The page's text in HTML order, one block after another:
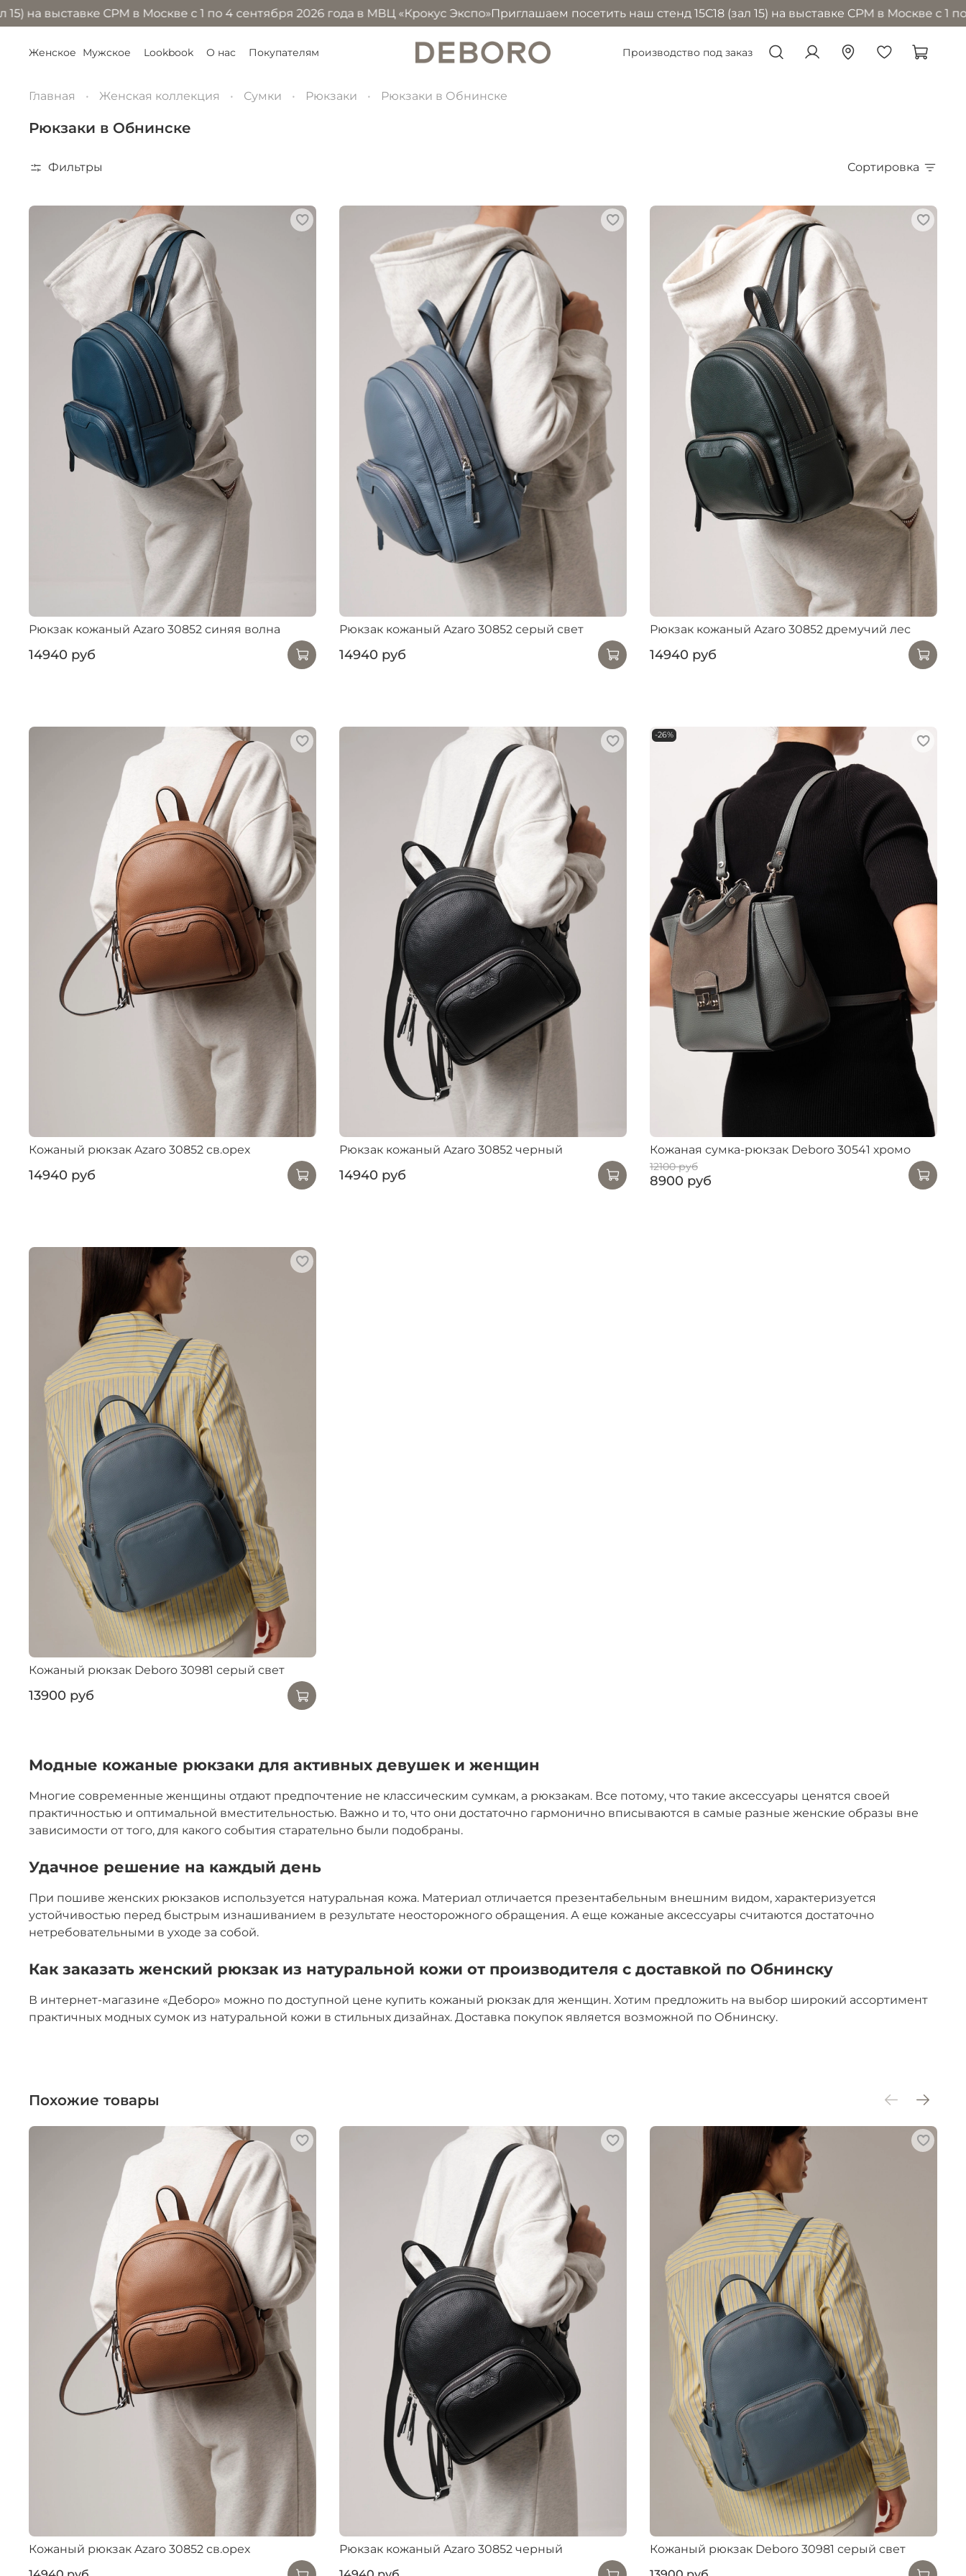
CPM в Москве с 1 по 4 сентября 2026 года в МВЦ «Крокус Экспо» Приглашаем посетить наш стенд 15С18 (зал 15) на выставке CPM в Москве с 1 по 4
Производство под заказ
Женское Мужское Lookbook О нас Покупателям
Главная Женская коллекция Сумки Рюкзаки Рюкзаки в Обнинске
Рюкзаки в Обнинске
Фильтры Сортировка
Рюкзак кожаный Azaro 30852 синяя волна
14940 руб
Рюкзак кожаный Azaro 30852 серый свет
14940 руб
Рюкзак кожаный Azaro 30852 дремучий лес
14940 руб
Кожаный рюкзак Azaro 30852 св.орех
14940 руб
Рюкзак кожаный Azaro 30852 черный
14940 руб
-26%
Кожаная сумка-рюкзак Deboro 30541 хромо
12100 руб
8900 руб
Кожаный рюкзак Deboro 30981 серый свет
13900 руб
Модные кожаные рюкзаки для активных девушек и женщин
Многие современные женщины отдают предпочтение не классическим сумкам, а рюкзакам. Все потому, что такие аксессуары ценятся своей
практичностью и оптимальной вместительностью. Важно и то, что они достаточно гармонично вписываются в самые разные женские образы вне
зависимости от того, для какого события старательно были подобраны.
Удачное решение на каждый день
При пошиве женских рюкзаков используется натуральная кожа. Материал отличается презентабельным внешним видом, характеризуется
устойчивостью перед быстрым изнашиванием в результате неосторожного обращения. А еще кожаные аксессуары считаются достаточно
нетребовательными в уходе за собой.
Как заказать женский рюкзак из натуральной кожи от производителя с доставкой по Обнинску
В интернет-магазине «Деборо» можно по доступной цене купить кожаный рюкзак для женщин. Хотим предложить на выбор широкий ассортимент
практичных модных сумок из натуральной кожи в стильных дизайнах. Доставка покупок является возможной по Обнинску.
Похожие товары
Кожаный рюкзак Azaro 30852 св.орех
Рюкзак кожаный Azaro 30852 черный
Кожаный рюкзак Deboro 30981 серый свет